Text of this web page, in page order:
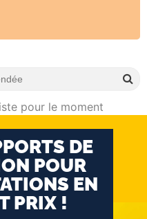
pour le moment
DE
POUR
EN
PRIX !